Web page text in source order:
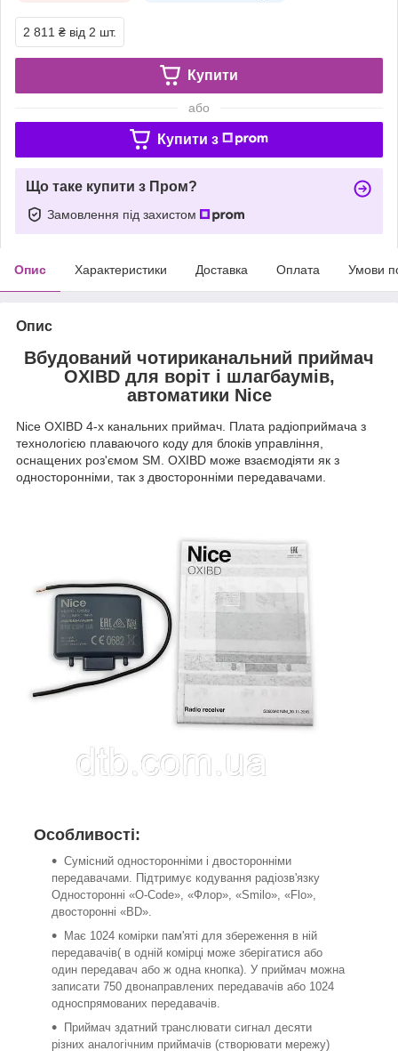
2 811 ₴ від 2 шт.
Купити
або
Купити з
Що таке купити з Пром?
Замовлення під захистом
Опис Характеристики Доставка Оплата Умови
Опис
Вбудований чотириканальний приймач
OXIBD для воріт і шлагбаумів,
автоматики Nice
Nice OXIBD 4-х канальних приймач. Плата радіоприймача з
технологією плаваючого коду для блоків управління,
оснащених роз'ємом SM. OXIBD може взаємодіяти як з
односторонніми, так з двосторонніми передавачами.
Особливості:
Сумісний односторонніми і двосторонніми
передавачами. Підтримує кодування радіозв'язку
Односторонні «O-Code», «Флор», «Smilo», «Flo»,
двосторонні «BD».
Має 1024 комірки пам'яті для збереження в ній
передавачів( в одній комірці може зберігатися або
один передавач або ж одна кнопка). У приймач можна
записати 750 двонаправлених передавачів або 1024
односпрямованих передавачів.
Приймач здатний транслювати сигнал десяти
різних аналогічним приймачів (створювати мережу)